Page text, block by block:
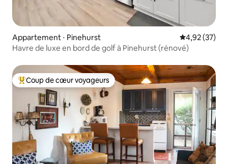
Appartement ⋅ Pinehurst Évaluation
4,92 (37)
Havre de luxe en bord de golf à Pinehurst (rénové)
Coups de cœur voyageurs les plus appréciés
Coup de cœur voyageurs